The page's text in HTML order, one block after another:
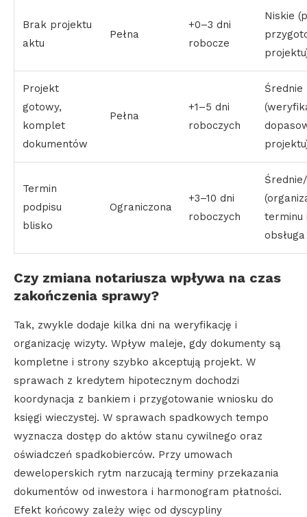
Brak projektu
aktu
Pełna
+0–3 dni
robocze
Niskie
Projekt
gotowy,
komplet
dokumentów
Pełna
+1–5 dni
roboczych
Średnie
Termin
podpisu
blisko
Ograniczona
+3–10 dni
roboczych
terminu
Czy zmiana notariusza wpływa na czas
zakończenia sprawy?
Tak, zwykle dodaje kilka dni na weryfikację i
organizację wizyty. Wpływ maleje, gdy dokumenty są
kompletne i strony szybko akceptują projekt. W
sprawach z kredytem hipotecznym dochodzi
koordynacja z bankiem i przygotowanie wniosku do
księgi wieczystej. W sprawach spadkowych tempo
wyznacza dostęp do aktów stanu cywilnego oraz
oświadczeń spadkobierców. Przy umowach
deweloperskich rytm narzucają terminy przekazania
dokumentów od inwestora i harmonogram płatności.
Efekt końcowy zależy więc od dyscypliny